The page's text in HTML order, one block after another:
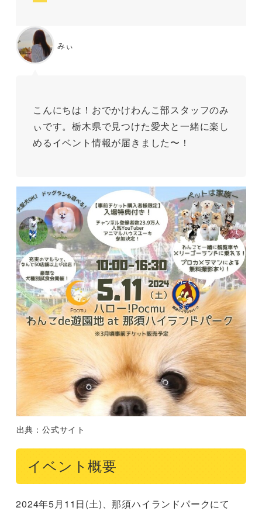
みぃ
こんにちは！おでかけわんこ部スタッフのみ
ぃです。栃木県で見つけた愛犬と一緒に楽し
めるイベント情報が届きました〜！
出典：公式サイト
イベント概要
2024年5月11日(土)、那須ハイランドパークにて